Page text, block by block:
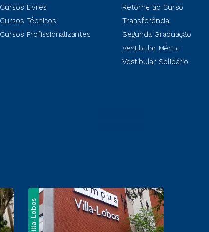
Cursos Livres
Cursos Técnicos
Cursos Profissionalizantes
Retorne ao Curso
Transferência
Segunda Graduação
Vestibular Mérito
Vestibular Solidário
Villa-Lobos